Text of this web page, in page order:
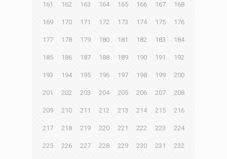
161 162 163 164 165 166 167 168
169 170 171 172 173 174 175 176
177 178 179 180 181 182 183 184
185 186 187 188 189 190 191 192
193 194 195 196 197 198 199 200
201 202 203 204 205 206 207 208
209 210 211 212 213 214 215 216
217 218 219 220 221 222 223 224
225 226 227 228 229 230 231 232